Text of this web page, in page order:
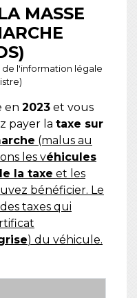
MASSE
de l'information légale
en 2023 et vous
payer la taxe sur
(malus au
les véhicules
la taxe et les
bénéficier. Le
taxes qui
) du véhicule.